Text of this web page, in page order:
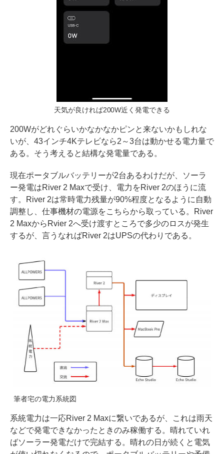
天気が良ければ200W近く発電できる
200Wがどれぐらいかなかなかピンと来ないかもしれな
いが、43インチ4Kテレビなら2～3台は動かせる電力量で
ある。そう考えると結構な発電量である。
現在ポータブルバッテリーが2台あるわけだが、ソーラ
ー発電はRiver 2 Maxで受け、電力をRiver 2のほうに流
す。River 2は常時電力残量が90%程度となるように自動
調整し、仕事機材の電源をこちらから取っている。River
2 MaxからRvier 2へ受け渡すところで多少のロスが発生
するが、言うなればRiver 2はUPSの代わりである。
筆者宅の電力系統図
系統電力は一応River 2 Maxに繋いであるが、これは雨天
などで発電できなかったときのみ稼働する。晴れていれ
ばソーラー発電だけで完結する。晴れの日が続くと電気